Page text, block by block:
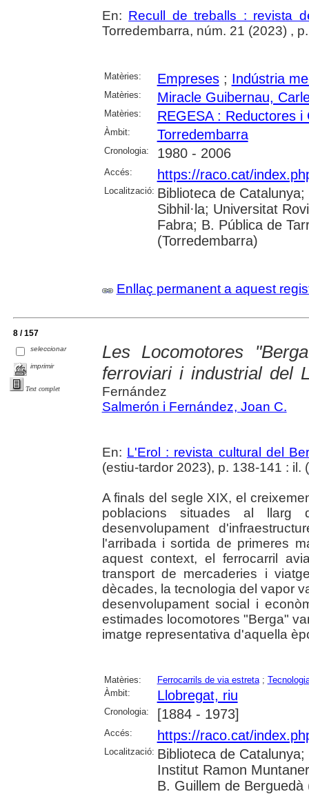
En: Recull de treballs : revista
Torredembarra, núm. 21 (2023) ,
Matèries: Empreses; Indústria
Matèries: Miracle Guibernau,
Matèries: REGESA : Reductores i
Àmbit: Torredembarra
Cronologia: 1980 - 2006
Accés: https://raco.cat/
Localització: Biblioteca de
Sibhil·la; Universitat
Fabra; B. Pública de
(Torredembarra)
Enllaç permanent a aquest
8 / 157
seleccionar
imprimir
Text complet
Les Locomotores
ferroviari i industrial del
Fernández
Salmerón i Fernández, Joan C.
En: L'Erol : revista cultural del
(estiu-tardor 2023), p. 138-141 : il. (
A finals del segle XIX, el
poblacions situades al
desenvolupament
l'arribada i sortida de primeres
aquest context, el ferrocarril
transport de mercaderies i
dècades, la tecnologia del vapor
desenvolupament social i
estimades locomotores "Berga"
imatge representativa d'aquella
Matèries: Ferrocarrils de via estreta;
Àmbit:
Llobregat, riu
Cronologia: [1884 - 1973]
Accés: https://raco.cat/
Localització: Biblioteca de
Institut Ramon
B. Guillem de Berguedà